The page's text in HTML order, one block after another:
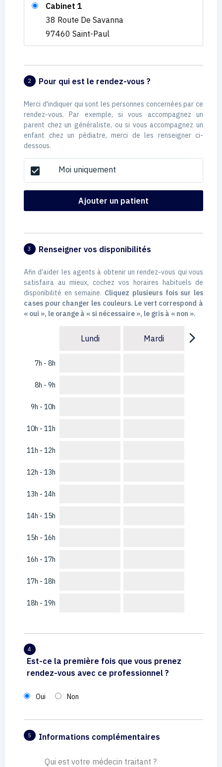
Cabinet 1
38 Route De Savanna
97460 Saint-Paul
2 Pour qui est le rendez-vous ?
Merci d'indiquer qui sont les personnes concernées par ce
rendez-vous. Par exemple, si vous accompagnez un
parent chez un généraliste, ou si vous accompagnez un
enfant chez un pédiatre, merci de les renseigner ci-
dessous.
check_box Moi uniquement
Ajouter un patient
3 Renseigner vos disponibilités
Afin d’aider les agents à obtenir un rendez-vous qui vous
satisfaira au mieux, cochez vos horaires habituels de
disponibilité en semaine. Cliquez plusieurs fois sur les
cases pour changer les couleurs. Le vert correspond à
« oui », le orange à « si nécessaire », le gris à « non ».
7h - 8h
8h - 9h
9h - 10h
10h - 11h
11h - 12h
12h - 13h
13h - 14h
14h - 15h
15h - 16h
16h - 17h
17h - 18h
18h - 19h
Lundi Mardi arrow_forward_ios
4
Est-ce la première fois que vous prenez
rendez-vous avec ce professionnel ?
Oui Non
5 Informations complémentaires
Qui est votre médecin traitant ?